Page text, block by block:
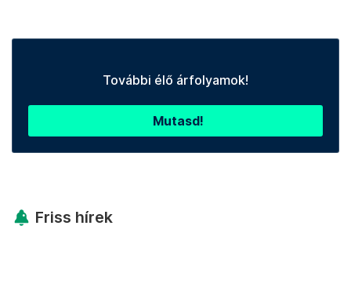
További élő árfolyamok!
Mutasd!
Friss hírek